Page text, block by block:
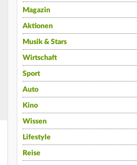
Magazin
Aktionen
Musik & Stars
Wirtschaft
Sport
Auto
Kino
Wissen
Lifestyle
Reise